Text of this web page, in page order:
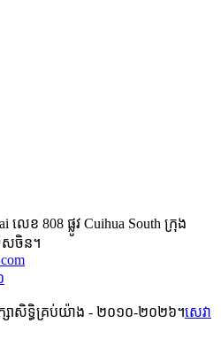
លេខ 808 ផ្លូវ Cuihua South ក្រុង
េសចិន។
សាសិទ្ធិគ្រប់យ៉ាង - ២០១០-២០២៦។សេវា